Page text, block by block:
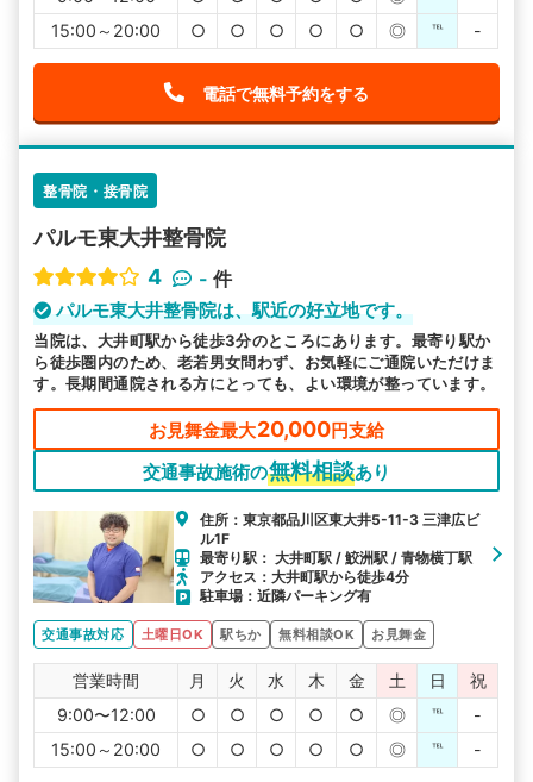
15:00～20:00
○ ○ ○ ○ ○ ◎ ℡ -
電話で無料予約をする
整骨院・接骨院
パルモ東大井整骨院
4
- 件
パルモ東大井整骨院は、駅近の好立地です。
当院は、大井町駅から徒歩3分のところにあります。最寄り駅か
ら徒歩圏内のため、老若男女問わず、お気軽にご通院いただけま
す。長期間通院される方にとっても、よい環境が整っています。
お見舞金最大20,000円支給
交通事故施術の無料相談あり
住所：東京都品川区東大井5-11-3 三津広ビ
ル1F
最寄り駅： 大井町駅 / 鮫洲駅 / 青物横丁駅
アクセス：大井町駅から徒歩4分
駐車場：近隣パーキング有
交通事故対応 土曜日OK 駅ちか 無料相談OK お見舞金
営業時間 月 火 水 木 金 土 日
祝
9:00〜12:00
○ ○ ○ ○ ○ ◎ ℡
-
15:00～20:00
○ ○ ○ ○ ○ ◎ ℡ -